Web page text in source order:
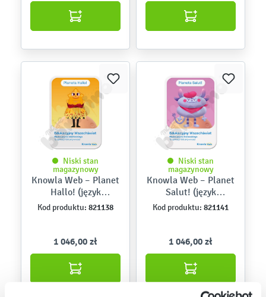
Niski stan
magazynowy
Knowla Web – Planet
Hallo! (język
niemiecki)
Kod produktu: 821138
1 046,00 zł
Niski stan
magazynowy
Knowla Web – Planet
Salut! (język
francuski)
Kod produktu: 821141
1 046,00 zł